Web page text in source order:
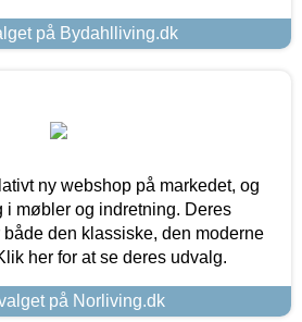
på Bydahlliving.dk
ny webshop på markedet, og
i møbler og indretning. Deres
den klassiske, den moderne
her for at se deres udvalg.
på Norliving.dk